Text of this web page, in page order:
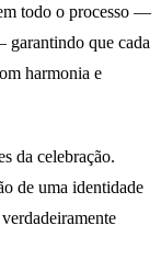
todo o processo —
garantindo que cada
harmonia e
da celebração.
de uma identidade